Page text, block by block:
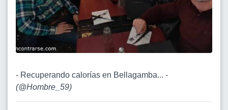
- Recuperando calorías en Bellagamba... -
(@Hombre_59)